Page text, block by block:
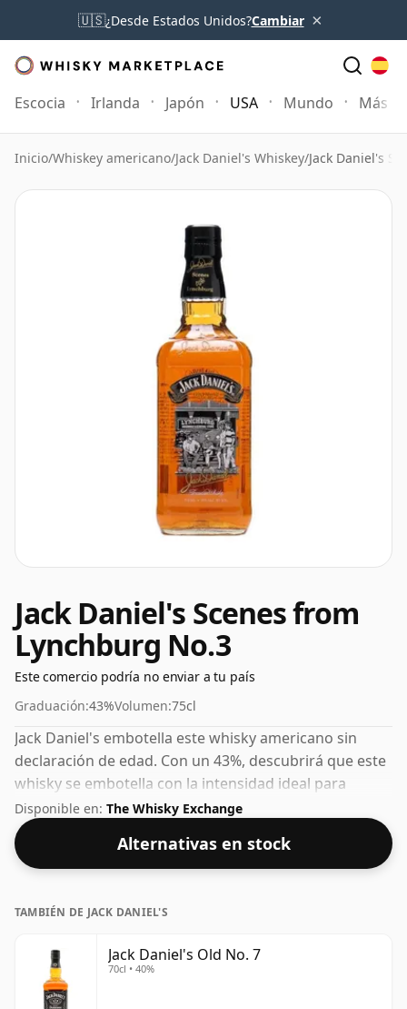
🇺🇸¿Desde Estados Unidos?Cambiar ×
Escocia Irlanda Japón USA Mundo Más
Inicio/Whiskey americano/Jack Daniel's Whiskey/Jack Daniel's
Jack Daniel's Scenes from
Lynchburg No.3
Este comercio podría no enviar a tu país
Graduación:43%Volumen:75cl
Jack Daniel's embotella este whisky americano sin
declaración de edad. Con un 43%, descubrirá que este
whisky se embotella con la intensidad ideal para
sorber. Se presenta en botella de tamaño normal de 75
cl.
Disponible en: The Whisky Exchange
Alternativas en stock
TAMBIÉN DE JACK DANIEL'S
Jack Daniel's Old No. 7
70cl • 40%